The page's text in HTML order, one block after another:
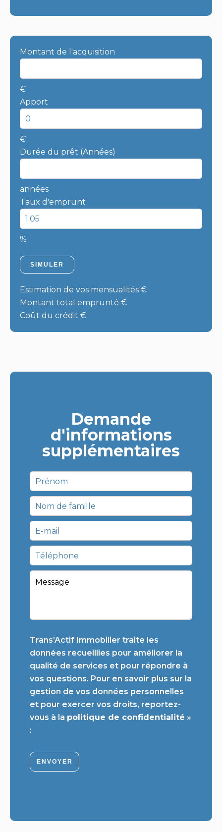
Montant de l'acquisition
€
Apport
€
Durée du prêt (Années)
années
Taux d'emprunt
%
SIMULER
Estimation de vos mensualités €
Montant total emprunté €
Coût du crédit €
Demande
d'informations
supplémentaires
Trans’Actif Immobilier traite les
données recueillies pour améliorer la
qualité de services et pour répondre à
vos questions. Pour en savoir plus sur la
gestion de vos données personnelles
et pour exercer vos droits, reportez-
vous à la politique de confidentialité »
:
ENVOYER